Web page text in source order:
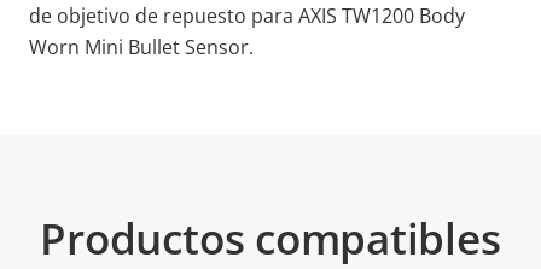
de objetivo de repuesto para AXIS TW1200 Body
Worn Mini Bullet Sensor.
Productos compatibles